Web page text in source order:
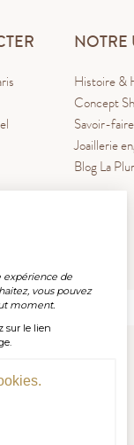
expérience de
vous pouvez
moment.
sur le lien
NOTRE
Histoire &
Concept
Savoir-
Joaillerie
Blog La
S'INSCRIRE